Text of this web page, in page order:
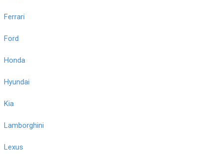
Ferrari
Ford
Honda
Hyundai
Kia
Lamborghini
Lexus